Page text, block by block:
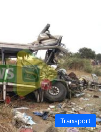
Transport